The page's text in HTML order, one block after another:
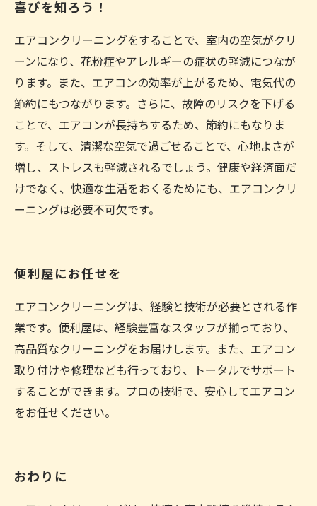
喜びを知ろう！
エアコンクリーニングをすることで、室内の空気がクリ
ーンになり、花粉症やアレルギーの症状の軽減につなが
ります。また、エアコンの効率が上がるため、電気代の
節約にもつながります。さらに、故障のリスクを下げる
ことで、エアコンが長持ちするため、節約にもなりま
す。そして、清潔な空気で過ごせることで、心地よさが
増し、ストレスも軽減されるでしょう。健康や経済面だ
けでなく、快適な生活をおくるためにも、エアコンクリ
ーニングは必要不可欠です。
便利屋にお任せを
エアコンクリーニングは、経験と技術が必要とされる作
業です。便利屋は、経験豊富なスタッフが揃っており、
高品質なクリーニングをお届けします。また、エアコン
取り付けや修理なども行っており、トータルでサポート
することができます。プロの技術で、安心してエアコン
をお任せください。
おわりに